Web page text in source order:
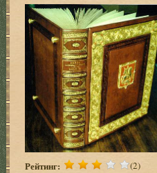
Рейтинг: (2)